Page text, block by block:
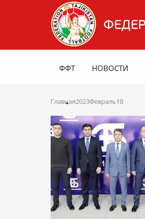
ФФТ НОВОСТИ
Главная2023Февраль10